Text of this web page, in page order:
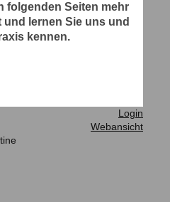
folgenden Seiten mehr
lernen Sie uns und
kennen.
Login
Webansicht